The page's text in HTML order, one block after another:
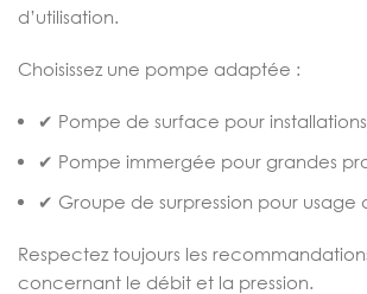
d’utilisation.
Choisissez une pompe adaptée :
✔ Pompe de surface pour installations
✔ Pompe immergée pour grandes
✔ Groupe de surpression pour usage
Respectez toujours les
concernant le débit et la pression.